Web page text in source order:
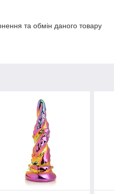
та обмін даного товару